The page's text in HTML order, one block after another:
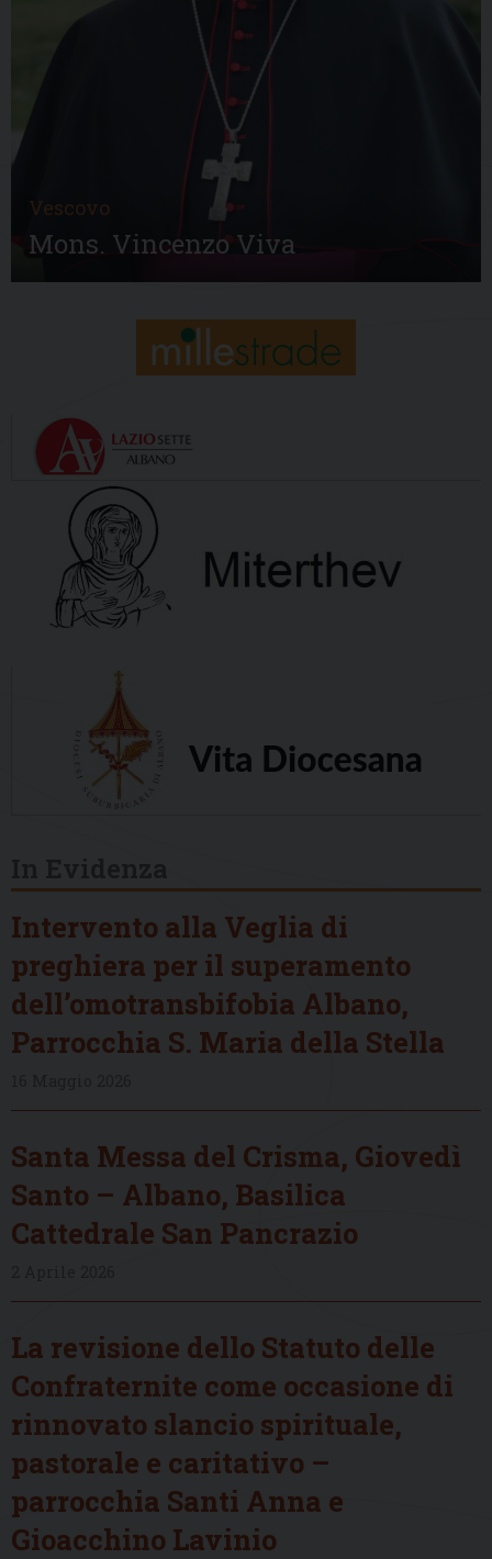
Vescovo
Mons. Vincenzo Viva
Intervento alla Veglia di
preghiera per il superamento
dell’omotransbifobia Albano,
Parrocchia S. Maria della Stella
Santa Messa del Crisma, Giovedì
Santo – Albano, Basilica
Cattedrale San Pancrazio
La revisione dello Statuto delle
Confraternite come occasione di
rinnovato slancio spirituale,
pastorale e caritativo –
parrocchia Santi Anna e
Gioacchino Lavinio